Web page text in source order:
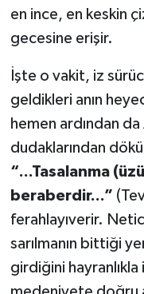
en ince, en keskin
gecesine erişir.
İşte o vakit, iz
geldikleri anın
hemen ardından
dudaklarından
“...Tasalanma
beraberdir...”
ferahlayıverir.
sarılmanın bittiği
girdiğini
Kütahya
Malatya
Mardin
Mersin
Muğla
Muş Müftülüğü